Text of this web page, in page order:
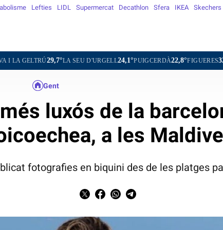
Lefties LIDL Supermercat Decathlon Sfera IKEA Skechers
LA SEU D'URGELL24,1°PUIGCERDÀ22,8°FIGUERES32,0°GANDESA
Gent
més luxós de la
a les
fotografies en biquini des de les platges